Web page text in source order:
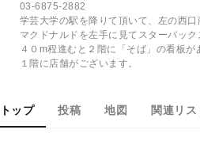
03-6875-2882
学芸大学の駅を降りて頂いて、左の西口
マクドナルドを左手に見てスターバック
４０m程進むと２階に「そば」の看板が
１階に店舗がございます。
トップ 投稿 地図 関連リス